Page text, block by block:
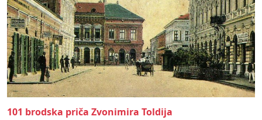
101 brodska priča Zvonimira Toldija